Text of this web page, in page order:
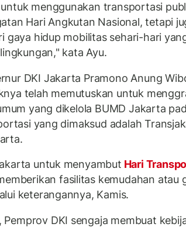
menggunakan transportasi
Hari Angkutan Nasional, tetapi
gaya hidup mobilitas sehari-hari
kata Ayu.
DKI Jakarta Pramono Anung
telah memutuskan untuk
yang dikelola BUMD Jakarta
yang dimaksud adalah
untuk menyambut Hari
fasilitas kemudahan atau
keterangannya, Kamis.
DKI sengaja membuat